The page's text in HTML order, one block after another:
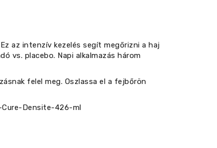
az intenzív kezelés segít megőrizni a haj
vs. placebo. Napi alkalmazás három
felel meg. Oszlassa el a fejbőrön
Densite-426-ml